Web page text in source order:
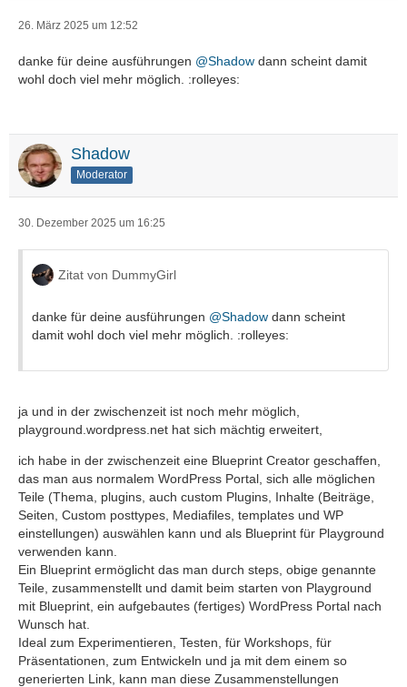
26. März 2025 um 12:52
danke für deine ausführungen @Shadow dann scheint damit
wohl doch viel mehr möglich. :rolleyes:
Shadow
Moderator
30. Dezember 2025 um 16:25
Zitat von DummyGirl
danke für deine ausführungen @Shadow dann scheint
damit wohl doch viel mehr möglich. :rolleyes:
ja und in der zwischenzeit ist noch mehr möglich,
playground.wordpress.net hat sich mächtig erweitert,
ich habe in der zwischenzeit eine Blueprint Creator geschaffen,
das man aus normalem WordPress Portal, sich alle möglichen
Teile (Thema, plugins, auch custom Plugins, Inhalte (Beiträge,
Seiten, Custom posttypes, Mediafiles, templates und WP
einstellungen) auswählen kann und als Blueprint für Playground
verwenden kann.
Ein Blueprint ermöglicht das man durch steps, obige genannte
Teile, zusammenstellt und damit beim starten von Playground
mit Blueprint, ein aufgebautes (fertiges) WordPress Portal nach
Wunsch hat.
Ideal zum Experimentieren, Testen, für Workshops, für
Präsentationen, zum Entwickeln und ja mit dem einem so
generierten Link, kann man diese Zusammenstellungen